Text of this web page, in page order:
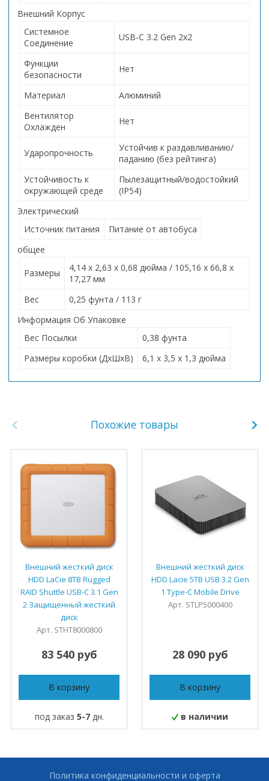
Внешний Корпус
Системное
Соединение
USB-C 3.2 Gen 2x2
Функции
безопасности
Нет
Материал
Алюминий
Вентилятор
Охлажден
Нет
Ударопрочность
Устойчив к раздавливанию/
паданию (без рейтинга)
Устойчивость к
окружающей среде
Пылезащитный/водостойкий
(IP54)
Электрический
Источник питания
Питание от автобуса
общее
Размеры
4,14 x 2,63 x 0,68 дюйма / 105,16 x 66,8 x
17,27 мм
Вес
0,25 фунта / 113 г
Информация Об Упаковке
Вес Посылки
0,38 фунта
Размеры коробки (ДхШхВ)
6,1 x 3,5 x 1,3 дюйма
Похожие товары
Внешний жесткий диск
HDD LaCie 8TB Rugged
RAID Shuttle USB-С 3.1 Gen
2 Защищенный жесткий
диск
Арт. STHT8000800
83 540 руб
В корзину
под заказ 5-7дн.
Внешний жесткий диск
HDD Lacie 5TB USB 3.2 Gen
1 Type-C Mobile Drive
Арт. STLP5000400
28 090 руб
В корзину
в наличии
Политика конфиденциальности и оферта